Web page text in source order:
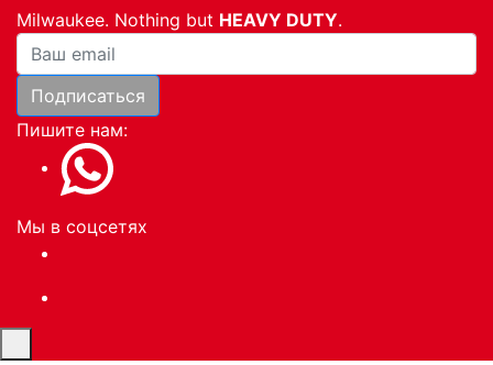
Milwaukee. Nothing but HEAVY DUTY.
Ваша почта
Подписаться
Пишите нам:
Мы в соцсетях